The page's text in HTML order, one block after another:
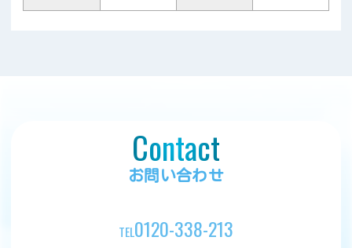
Contact
お問い合わせ
TEL0120-338-213